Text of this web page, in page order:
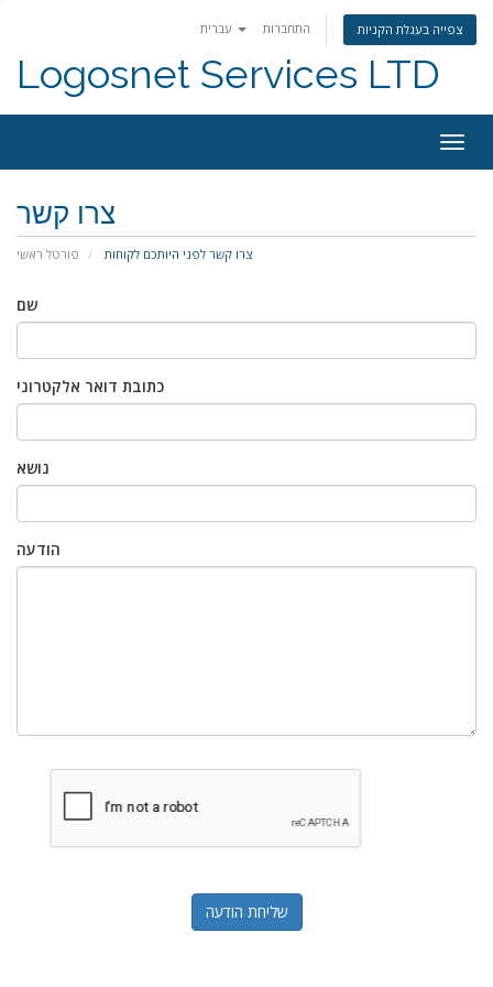
התחברות צפייה בעגלת הקניות
Logosnet Services LTD
צרו קשר
פורטל ראשי צרו קשר לפני היותכם לקוחות
שם
כתובת דואר אלקטרוני
נושא
הודעה
שליחת הודעה